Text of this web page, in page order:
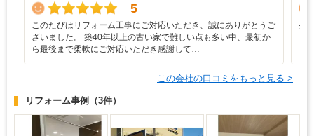
5
このたびはリフォーム工事にご対応いただき、誠にありがとうご
ざいました。 築40年以上の古い家で難しい点も多い中、最初か
ら最後まで柔軟にご対応いただき感謝して…
少
この会社の口コミをもっと見る >
リフォーム事例 （3件）